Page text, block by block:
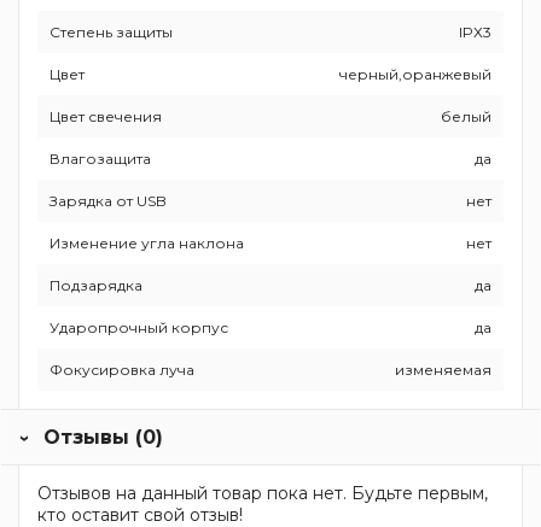
Степень защиты IPХ3
Цвет черный,оранжевый
Цвет свечения белый
Влагозащита да
Зарядка от USB нет
Изменение угла наклона нет
Подзарядка да
Ударопрочный корпус да
Фокусировка луча изменяемая
Отзывы (0)
Отзывов на данный товар пока нет. Будьте первым,
кто оставит свой отзыв!